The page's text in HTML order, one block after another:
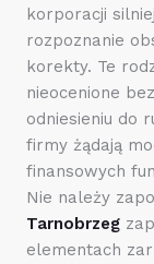
korporacji
rozpoznanie
korekty. Te
nieocenione
odniesieniu do
firmy żądają
finansowych
Nie należy
Tarnobrzeg
elementach